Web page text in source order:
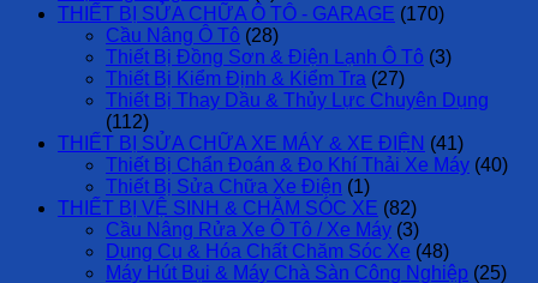
THIẾT BỊ SỬA CHỮA Ô TÔ - GARAGE (170)
Cầu Nâng Ô Tô (28)
Thiết Bị Đồng Sơn & Điện Lạnh Ô Tô (3)
Thiết Bị Kiểm Định & Kiểm Tra (27)
Thiết Bị Thay Dầu & Thủy Lực Chuyên Dụng
(112)
THIẾT BỊ SỬA CHỮA XE MÁY & XE ĐIỆN (41)
Thiết Bị Chẩn Đoán & Đo Khí Thải Xe Máy (40)
Thiết Bị Sửa Chữa Xe Điện (1)
THIẾT BỊ VỆ SINH & CHĂM SÓC XE (82)
Cầu Nâng Rửa Xe Ô Tô / Xe Máy (3)
Dụng Cụ & Hóa Chất Chăm Sóc Xe (48)
Máy Hút Bụi & Máy Chà Sàn Công Nghiệp (25)